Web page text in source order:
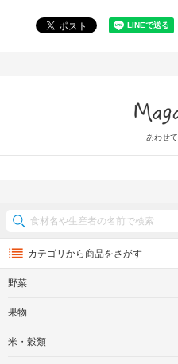
あわせ
カテゴリから商品をさがす
野菜
果物
米・穀類